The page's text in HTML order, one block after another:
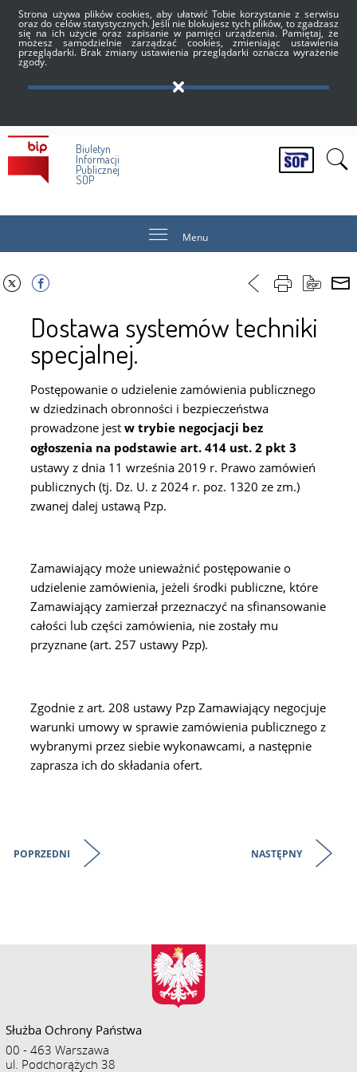
Strona używa plików cookies, aby ułatwić Tobie korzystanie z serwisu
oraz do celów statystycznych. Jeśli nie blokujesz tych plików, to zgadzasz
się na ich użycie oraz zapisanie w pamięci urządzenia. Pamiętaj, że
możesz samodzielnie zarządzać cookies, zmieniając ustawienia
przeglądarki. Brak zmiany ustawienia przeglądarki oznacza wyrażenie
zgody.
Biuletyn
Informacji
Publicznej
SOP
Menu
Dostawa systemów techniki
specjalnej.
Postępowanie o udzielenie zamówienia publicznego
w dziedzinach obronności i bezpieczeństwa
prowadzone jestw trybie negocjacji bez
ogłoszenia na podstawie art. 414 ust. 2 pkt 3
ustawy z dnia 11 września 2019 r. Prawo zamówień
publicznych (tj. Dz. U. z 2024 r. poz. 1320 ze zm.)
zwanej dalej ustawą Pzp.
Zamawiający może unieważnić postępowanie o
udzielenie zamówienia, jeżeli środki publiczne, które
Zamawiający zamierzał przeznaczyć na sfinansowanie
całości lub części zamówienia, nie zostały mu
przyznane (art. 257 ustawy Pzp).
Zgodnie z art. 208 ustawy Pzp Zamawiający negocjuje
warunki umowy w sprawie zamówienia publicznego z
wybranymi przez siebie wykonawcami, a następnie
zaprasza ich do składania ofert.
POPRZEDNI NASTĘPNY
Służba Ochrony Państwa
00 - 463 Warszawa
ul. Podchorążych 38